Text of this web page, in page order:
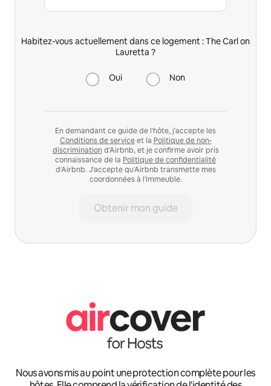
Habitez-vous actuellement dans ce logement : The Carl on
Lauretta ?
Oui Non
En demandant ce guide de l'hôte, j'accepte les
Conditions de serviceet la Politique de non-
discrimination d'Airbnb, et je confirme avoir pris
connaissance de la Politique de confidentialité
d'Airbnb. J'accepte qu'Airbnb transmette mes
coordonnées à l'immeuble.
Obtenir mon guide
Nous avons mis au point une protection complète pour les